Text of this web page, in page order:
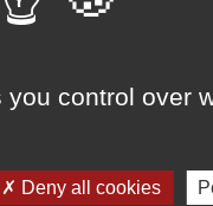
control over
Deny all cookies